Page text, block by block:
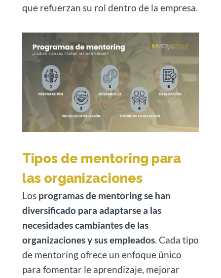
que refuerzan su rol dentro de la empresa.
Tipos de mentoring para
las organizaciones
Los programas de mentoring se han
diversificado para adaptarse a las
necesidades cambiantes de las
organizaciones y sus empleados. Cada tipo
de mentoring ofrece un enfoque único
para fomentar le aprendizaje, mejorar